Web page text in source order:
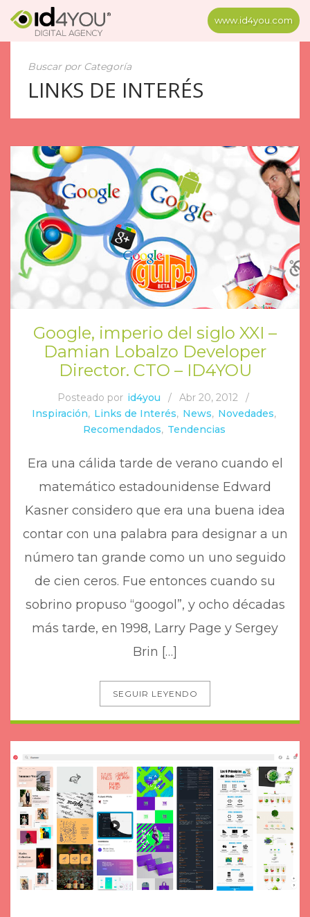
www.id4you.com
Buscar por Categoría
LINKS DE INTERÉS
Google, imperio del siglo XXI –
Damian Lobalzo Developer
Director. CTO – ID4YOU
Posteado por id4you / Abr 20, 2012
/
Inspiración, Links de Interés, News, Novedades,
Recomendados, Tendencias
Era una cálida tarde de verano cuando el
matemático estadounidense Edward
Kasner considero que era una buena idea
contar con una palabra para designar a un
número tan grande como un uno seguido
de cien ceros. Fue entonces cuando su
sobrino propuso “googol”, y ocho décadas
más tarde, en 1998, Larry Page y Sergey
Brin […]
SEGUIR LEYENDO